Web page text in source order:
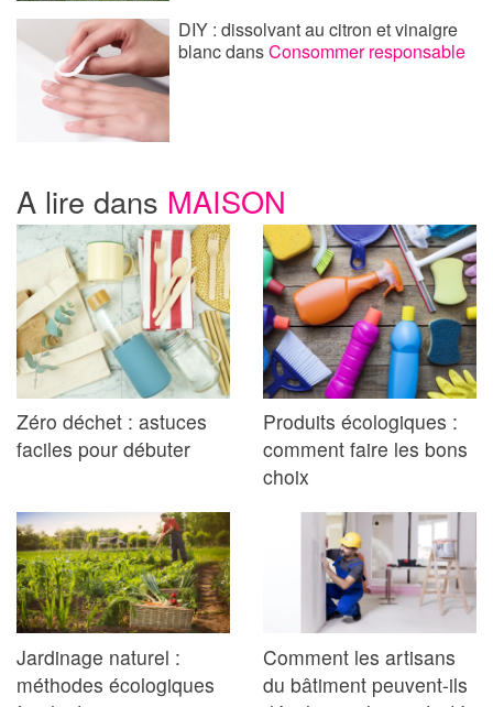
DIY : dissolvant au citron et vinaigre
blancdansConsommer responsable
A lire dans MAISON
Zéro déchet : astuces
faciles pour débuter
Produits écologiques :
comment faire les bons
choix
Jardinage naturel :
méthodes écologiques
Comment les artisans
du bâtiment peuvent-ils